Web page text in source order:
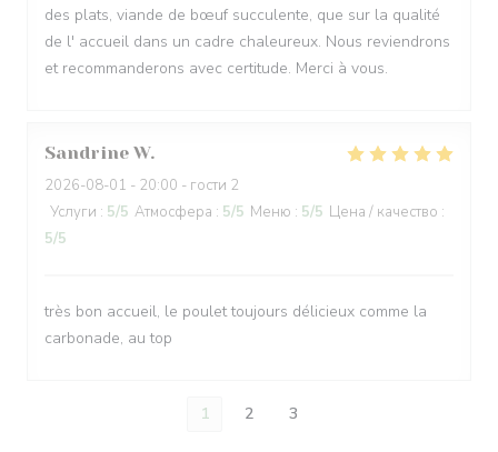
des plats, viande de bœuf succulente, que sur la qualité
de l' accueil dans un cadre chaleureux. Nous reviendrons
et recommanderons avec certitude. Merci à vous.
Sandrine W
2026-08-01 - 20:00 - гости 2
Услуги : 5/5 Атмосфера : 5/5 Меню : 5/5 Цена / качество :
5/5
très bon accueil, le poulet toujours délicieux comme la
carbonade, au top
1 2 3